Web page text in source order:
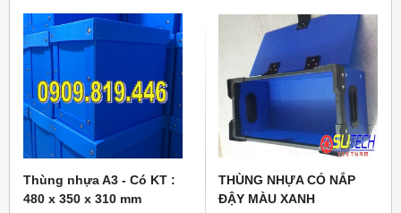
Thùng nhựa A3 - Có KT :
480 x 350 x 310 mm
THÙNG NHỰA CÓ NẮP
ĐẬY MÀU XANH